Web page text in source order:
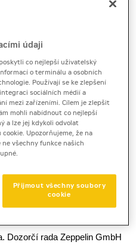
Benze jako strategicky
Dozorčí rada Zeppelin GmbH
údaji
co nejlepší uživatelský
o terminálu a osobních
Používají se ke zlepšení
sociálních médií a
mezi zařízeními. Cílem je zlepšit
mohli nabídnout co nejlepší
a lze jej kdykoli odvolat
Upozorňujeme, že na
ne všechny funkce našich
Přijmout všechny soubory
cookie